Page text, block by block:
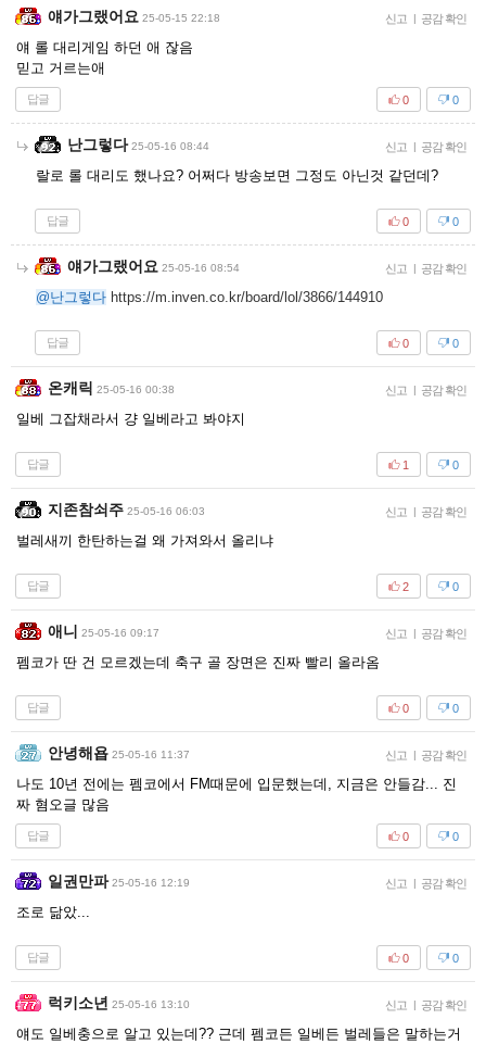
얘가그랬어요 25-05-15 22:18 신고 공감 확인
얘 롤 대리게임 하던 애 잖음
믿고 거르는애
답글 0
0
난그렇다 25-05-16 08:44 신고 공감 확인
랄로 롤 대리도 했나요? 어쩌다 방송보면 그정도 아닌것 같던데?
답글 0
0
얘가그랬어요 25-05-16 08:54 신고 공감 확인
@난그렇다 https://m.inven.co.kr/board/lol/3866/144910
답글 0
0
온캐릭 25-05-16 00:38 신고 공감 확인
일베 그잡채라서 걍 일베라고 봐야지
답글 0
1
지존참쇠주 25-05-16 06:03 신고 공감 확인
벌레새끼 한탄하는걸 왜 가져와서 올리냐
답글 0
2
애니 25-05-16 09:17 신고 공감 확인
펨코가 딴 건 모르겠는데 축구 골 장면은 진짜 빨리 올라옴
답글 0
0
안녕해욥 25-05-16 11:37 신고 공감 확인
나도 10년 전에는 펨코에서 FM때문에 입문했는데, 지금은 안들감... 진
짜 혐오글 많음
답글 0
0
일권만파 25-05-16 12:19 신고 공감 확인
조로 닮았...
답글 0
0
럭키소년 25-05-16 13:10 신고 공감 확인
얘도 일베충으로 알고 있는데?? 근데 펨코든 일베든 벌레들은 말하는거